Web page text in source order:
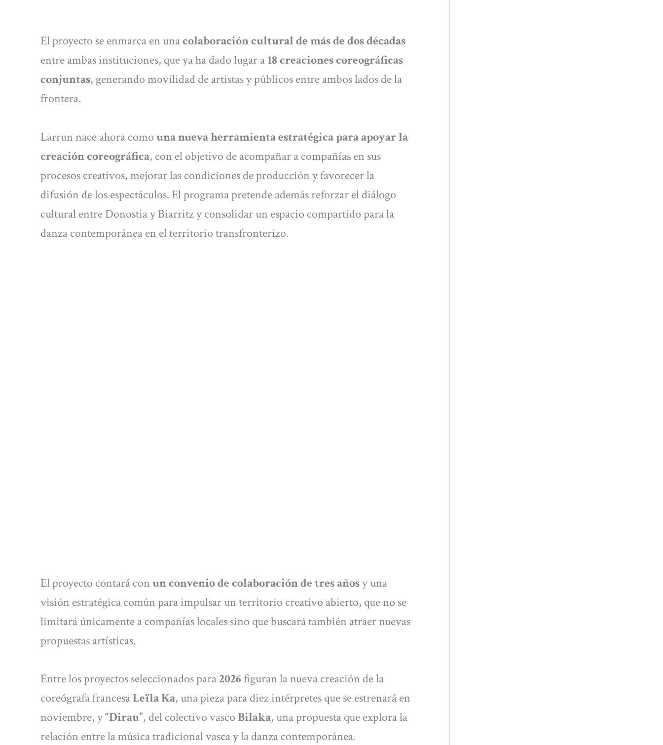
El proyecto se enmarca en unacolaboración cultural de más de dos décadas
entre ambas instituciones, que ya ha dado lugar a18 creaciones coreográficas
conjuntas, generando movilidad de artistas y públicos entre ambos lados de la
frontera.
Larrun nace ahora como una nueva herramienta estratégica para apoyar la
creación coreográfica, con el objetivo de acompañar a compañías en sus
procesos creativos, mejorar las condiciones de producción y favorecer la
difusión de los espectáculos. El programa pretende además reforzar el diálogo
cultural entre Donostia y Biarritz y consolidar un espacio compartido para la
danza contemporánea en el territorio transfronterizo.
El proyecto contará con un convenio de colaboración de tres añosy una
visión estratégica común para impulsar un territorio creativo abierto, que no se
limitará únicamente a compañías locales sino que buscará también atraer nuevas
propuestas artísticas.
Entre los proyectos seleccionados para2026figuran la nueva creación de la
coreógrafa francesaLeïla Ka, una pieza para diez intérpretes que se estrenará en
noviembre, y“Dirau”, del colectivo vascoBilaka, una propuesta que explora la
relación entre la música tradicional vasca y la danza contemporánea.